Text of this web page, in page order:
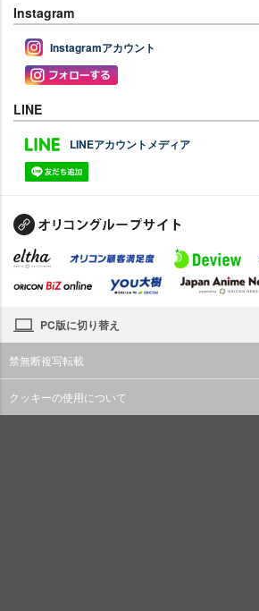
Instagram
Instagramアカウント
LINE
LINEアカウントメディア
PC版に切り替え
禁無断複写転載
クッキーの使用について